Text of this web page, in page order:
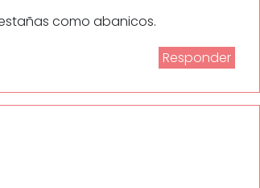
como abanicos.
Responder